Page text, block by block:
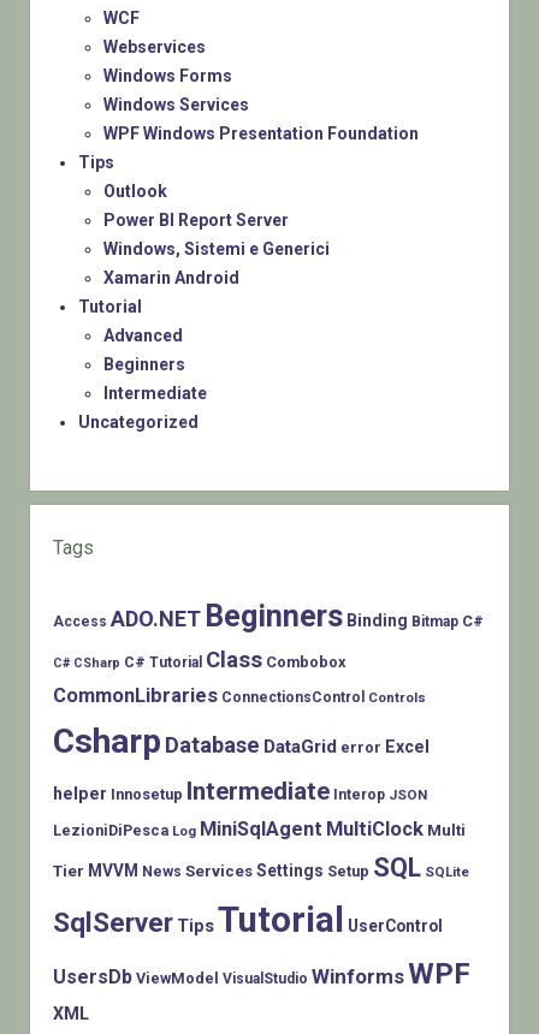
WCF
Webservices
Windows Forms
Windows Services
WPF Windows Presentation Foundation
Tips
Outlook
Power BI Report Server
Windows, Sistemi e Generici
Xamarin Android
Tutorial
Advanced
Beginners
Intermediate
Uncategorized
Tags
Access ADO.NET Beginners Binding Bitmap C#
C# CSharp C# Tutorial Class Combobox
CommonLibraries ConnectionsControl Controls
Csharp Database DataGrid error Excel
helper Innosetup Intermediate Interop JSON
LezioniDiPesca Log MiniSqlAgent MultiClock Multi
Tier MVVM News Services Settings Setup SQL SQLite
SqlServer TipsTutorial UserControl
UsersDb ViewModel VisualStudio WinformsWPF
XML